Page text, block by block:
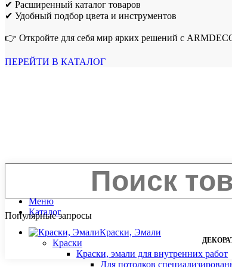
✔ Расширенный каталог товаров
✔ Удобный подбор цвета и инструментов
👉 Откройте для себя мир ярких решений с
ПЕРЕЙТИ В КАТАЛОГ
Популярные запросы
Меню
Каталог
Краски, Эмали
Краски
Краски, эмали для внутренних работ
Для потолков